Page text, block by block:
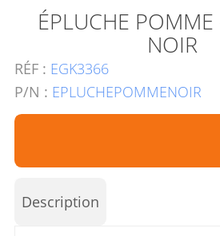
ÉPLUCHE
NOIR
RÉF : EGK3366
P/N : EPLUCHEPOMMENOIR
Description